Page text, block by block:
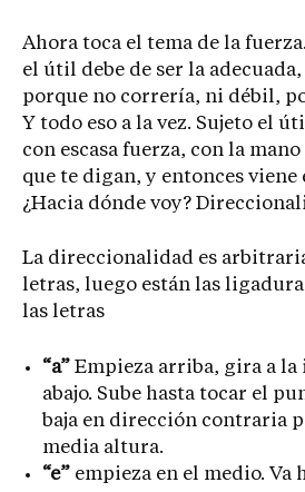
Ahora toca el tema de la
el útil debe de ser la adecuada,
porque no correría, ni débil,
Y todo eso a la vez. Sujeto el
con escasa fuerza, con la
que te digan, y entonces viene
¿Hacia dónde voy?
La direccionalidad es
letras, luego están las
las letras
“a” Empieza arriba, gira a la
abajo. Sube hasta tocar el
baja en dirección contraria
media altura.
“e” empieza en el medio. Va